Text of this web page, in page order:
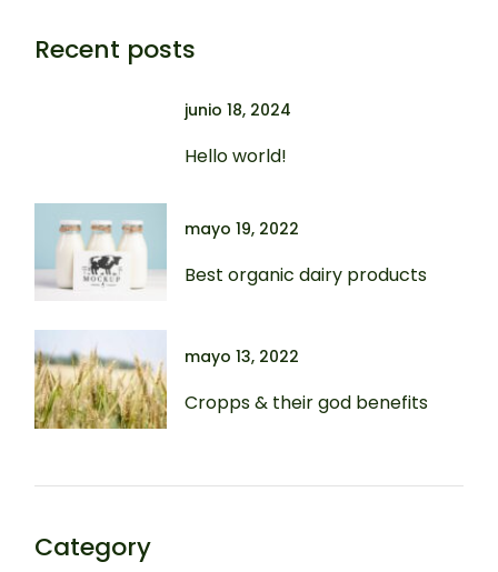
Recent posts
junio 18, 2024
Hello world!
mayo 19, 2022
Best organic dairy products
mayo 13, 2022
Cropps & their god benefits
Category